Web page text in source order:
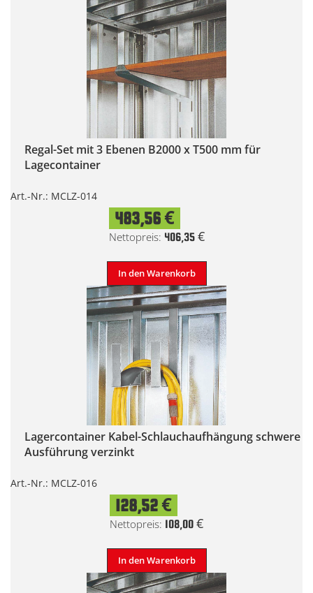
Regal-Set mit 3 Ebenen B2000 x T500 mm für
Lagecontainer
Art.-Nr.: MCLZ-014
483,56 €
406,35 €
In den Warenkorb
Lagercontainer Kabel-Schlauchaufhängung schwere
Ausführung verzinkt
Art.-Nr.: MCLZ-016
128,52 €
108,00 €
In den Warenkorb